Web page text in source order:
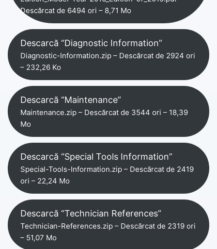
Descărcat de 6494 ori – 8,71 Mo
Descarcă “Diagnostic Information”
Diagnostic-Information.zip – Descărcat de 2924 ori
– 232,26 Ko
Descarcă “Maintenance”
Maintenance.zip – Descărcat de 3544 ori – 18,39
Mo
Descarcă “Special Tools Information”
Special-Tools-Information.zip – Descărcat de 2419
ori – 22,24 Mo
Descarcă “Technician References”
Technician-References.zip – Descărcat de 2319 ori
– 51,07 Mo